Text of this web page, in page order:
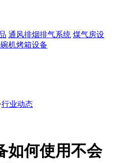
通风排烟排气系统 煤气房设
机烤箱设备
行业动态
如何使用不会